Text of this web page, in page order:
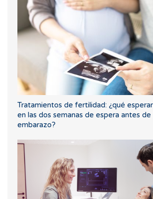
Tratamientos de fertilidad: ¿qué
en las dos semanas de espera antes
embarazo?